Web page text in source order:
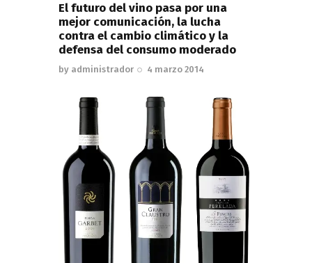
El futuro del vino pasa por una
mejor comunicación, la lucha
contra el cambio climático y la
defensa del consumo moderado
by administrador 4 marzo 2014